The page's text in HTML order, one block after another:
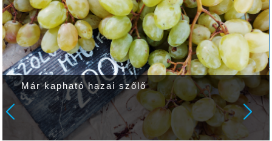
Ma is nagyon meleg lesz, de
valószínű zápor, zivatar